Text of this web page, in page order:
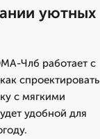
уютных
Члб работает с
спроектировать
с мягкими
удобной для